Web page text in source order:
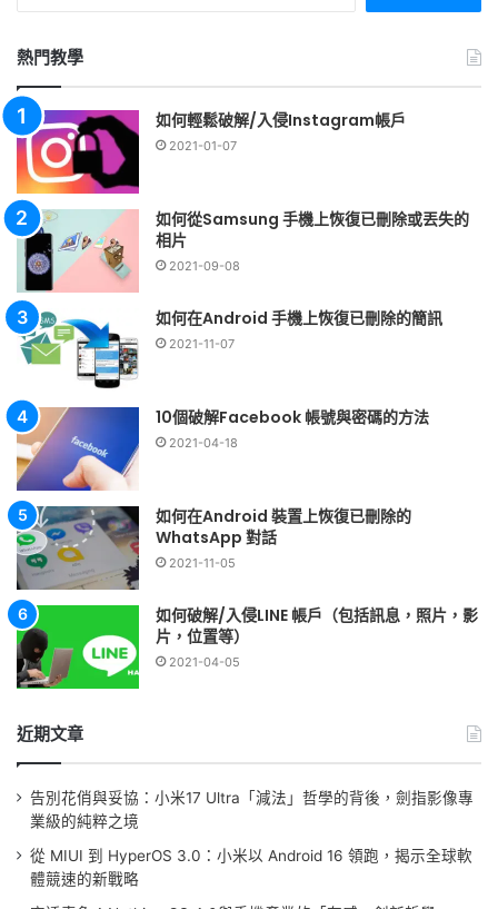
熱門教學
如何輕鬆破解/入侵Instagram帳戶
2021-01-07
如何從Samsung 手機上恢復已刪除或丟失的
相片
2021-09-08
如何在Android 手機上恢復已刪除的簡訊
2021-11-07
10個破解Facebook 帳號與密碼的方法
2021-04-18
如何在Android 裝置上恢復已刪除的
WhatsApp 對話
2021-11-05
如何破解/入侵LINE 帳戶（包括訊息，照片，影
片，位置等）
2021-04-05
近期文章
告別花俏與妥協：小米17 Ultra「減法」哲學的背後，劍指影像專
業級的純粹之境
從 MIUI 到 HyperOS 3.0：小米以 Android 16 領跑，揭示全球軟
體競速的新戰略